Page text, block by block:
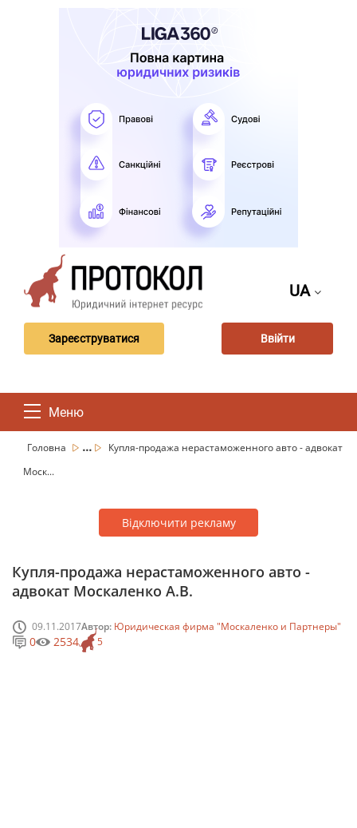
UA
Зареєструватися Ввійти
Меню
Головна ...
Купля-продажа нерастаможенного авто - адвокат
Моск...
Відключити рекламу
Купля-продажа нерастаможенного авто -
адвокат Москаленко А.В.
09.11.2017Автор: Юридическая фирма "Москаленко и Партнеры"
5
0 2534